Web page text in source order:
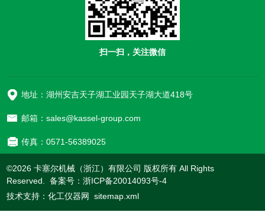
扫一扫，关注微信
地址：湖州安吉天子湖工业园天子湖大道418号
邮箱：sales@kassel-group.com
传真：0571-56389025
©2026 卡塞尔机械（浙江）有限公司 版权所有 All Rights
Reserved. 备案号：浙ICP备20014093号-4
技术支持：化工仪器网 sitemap.xml